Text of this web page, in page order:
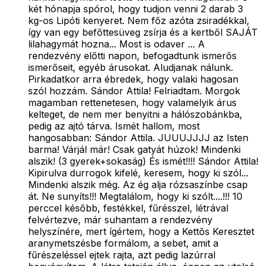
két hónapja spórol, hogy tudjon venni 2 darab 3
kg-os Lipóti kenyeret. Nem főz azóta zsiradékkal,
így van egy befőttesüveg zsírja és a kertből SAJÁT
lilahagymát hozna... Most is odaver ... A
rendezvény előtti napon, befogadtunk ismerős
ismerőseit, egyéb árusokat. Aludjanak nálunk.
Pirkadatkor arra ébredek, hogy valaki hagosan
szól hozzám. Sándor Attila! Felriadtam. Morgok
magamban rettenetesen, hogy valamelyik árus
kelteget, de nem mer benyitni a hálószobánkba,
pedig az ajtó tárva. Ismét hallom, most
hangosabban: Sándor Attila. JUUUJJJJ az Isten
barma! Várjál már! Csak gatyát húzok! Mindenki
alszik! (3 gyerek+sokaság) És ismét!!!! Sándor Attila!
Kipirulva durrogok kifelé, keresem, hogy ki szól...
Mindenki alszik még. Az ég alja rózsaszínbe csap
át. Ne sunyíts!!! Megtalálom, hogy ki szólt....!!! 10
perccel később, festékkel, fűrésszel, létrával
felvértezve, már suhantam a rendezvény
helyszínére, mert ígértem, hogy a Kettős Keresztet
aranymetszésbe formálom, a sebet, amit a
fűrészeléssel ejtek rajta, azt pedig lazúrral